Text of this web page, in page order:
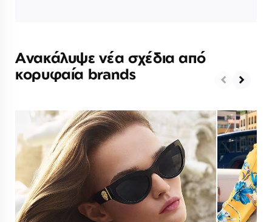
Ανακάλυψε νέα σχέδια από
κορυφαία brands